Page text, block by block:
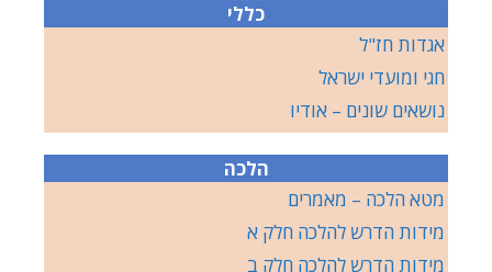
כללי
אגדות חז"ל
חגי ומועדי ישראל
נושאים שונים – אודיו
הלכה
מטא הלכה – מאמרים
מידות הדרש להלכה חלק א
מידות הדרש להלכה חלק ב